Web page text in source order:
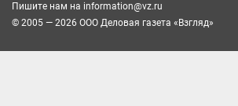
Пишите нам на information@vz.ru
© 2005 — 2026 ООО Деловая газета «Взгляд»